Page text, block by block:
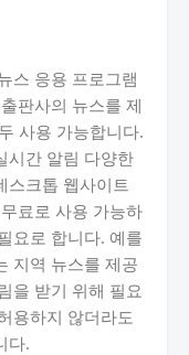
스 응용 프로그램
판사의 뉴스를 제
사용 가능합니다.
시간 알림 다양한
스크톱 웹사이트
료로 사용 가능하
요로 합니다. 예를
지역 뉴스를 제공
을 받기 위해 필요
용하지 않더라도
다.